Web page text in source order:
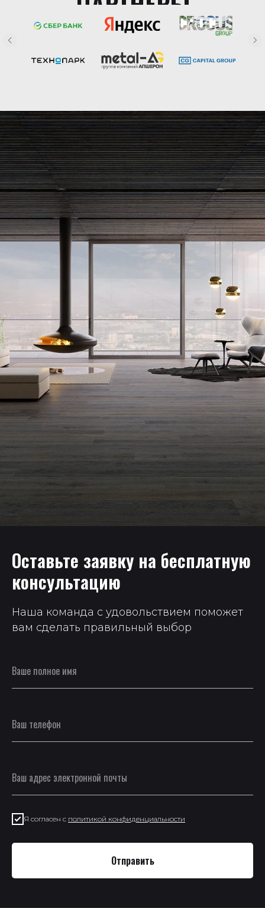
Оставьте заявку на бесплатную
консультацию
Наша команда с удовольствием поможет
вам сделать правильный выбор
Я согласен с политикой конфиденциальности
Отправить